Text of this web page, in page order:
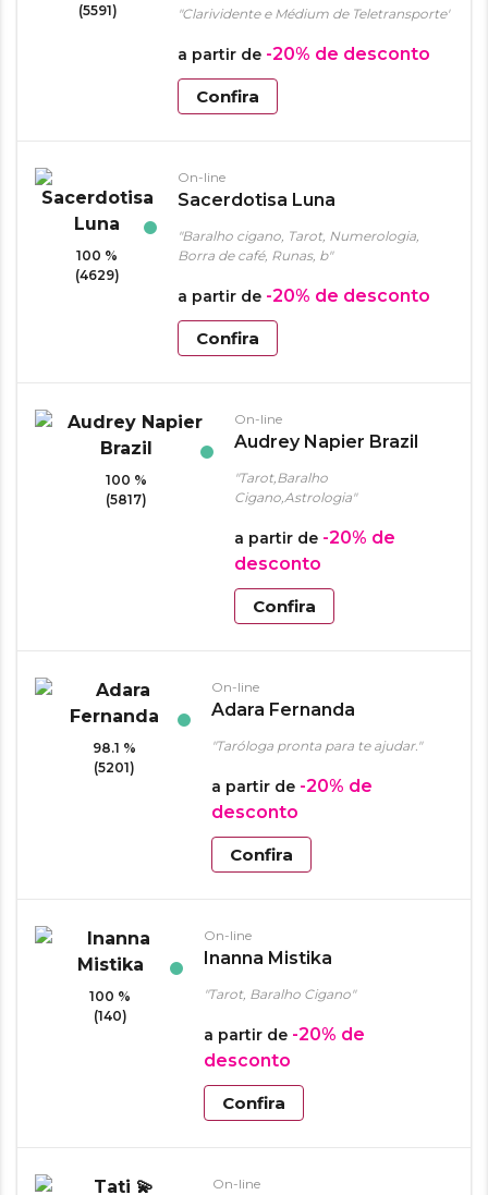
(5591)
"Clarividente e Médium de Teletransporte"
a partir de -20% de desconto
Confira
100 %
(4629)
On-line
Sacerdotisa Luna
"Baralho cigano, Tarot, Numerologia,
Borra de café, Runas, b"
a partir de -20% de desconto
Confira
100 %
(5817)
On-line
Audrey Napier Brazil
"Tarot,Baralho
Cigano,Astrologia"
a partir de -20% de
desconto
Confira
98.1 %
(5201)
On-line
Adara Fernanda
"Taróloga pronta para te ajudar."
a partir de -20% de
desconto
Confira
100 %
(140)
On-line
Inanna Mistika
"Tarot, Baralho Cigano"
a partir de -20% de
desconto
Confira
On-line